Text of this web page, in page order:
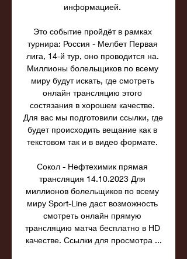
информацией.
Это событие пройдёт в рамках
турнира: Россия - Мелбет Первая
лига, 14-й тур, оно проводится на.
Миллионы болельщиков по всему
миру будут искать, где смотреть
онлайн трансляцию этого
состязания в хорошем качестве.
Для вас мы подготовили ссылки, где
будет происходить вещание как в
текстовом так и в видео формате.
Сокол - Нефтехимик прямая
трансляция 14.10.2023 Для
миллионов болельщиков по всему
миру Sport-Line даст возможность
смотреть онлайн прямую
трансляцию матча бесплатно в HD
качестве. Ссылки для просмотра ...